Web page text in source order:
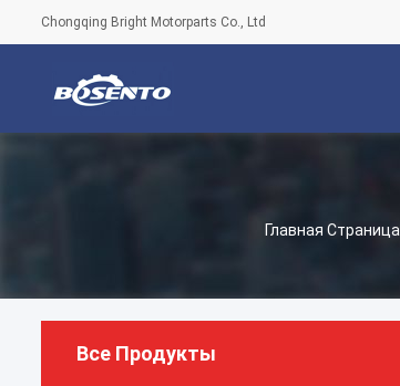
Chongqing Bright Motorparts Co., Ltd
Главная Страница
Все Продукты